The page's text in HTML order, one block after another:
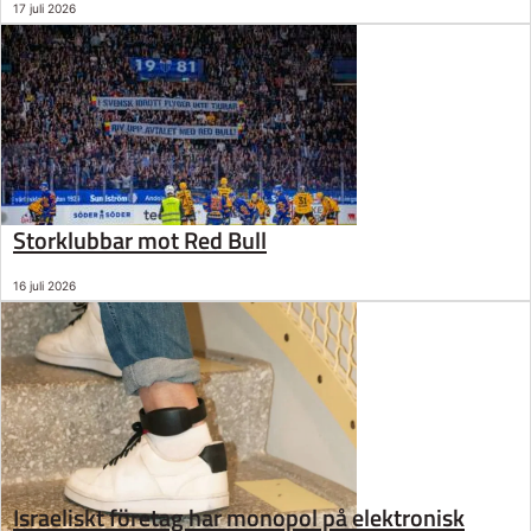
17 juli 2026
Storklubbar mot Red Bull
16 juli 2026
Israeliskt företag har monopol på elektronisk